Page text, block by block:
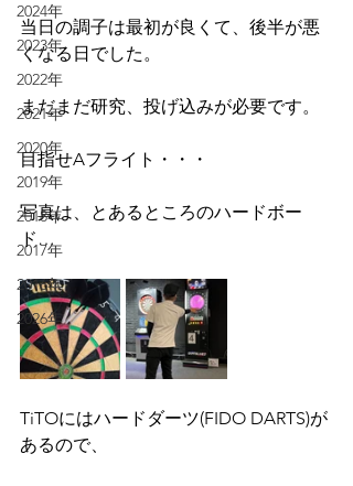
2024年
2023年
2022年
2021年
2020年
2019年
2018年
2017年
2016年
2026年
当日の調子は最初が良くて、後半が悪
くなる日でした。
まだまだ研究、投げ込みが必要です。
目指せAフライト・・・
写真は、とあるところのハードボー
ド…
TiTOにはハードダーツ(FIDO DARTS)が
あるので、